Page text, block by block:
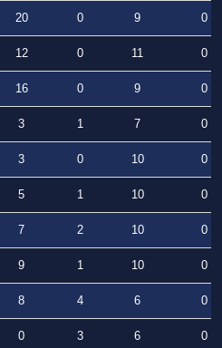
20 0 9
0
12 0 11
0
16 0 9
0
3 1 7
0
3 0 10
0
5 1 10
0
7 2 10
0
9 1 10
0
8 4 6
0
0 3 6
0